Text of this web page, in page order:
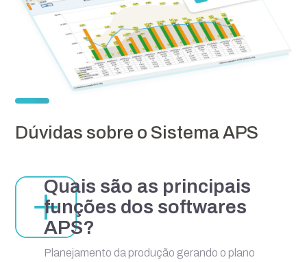
Dúvidas sobre o Sistema APS
Quais são as principais
funções dos softwares
APS?
Planejamento da produção gerando o plano